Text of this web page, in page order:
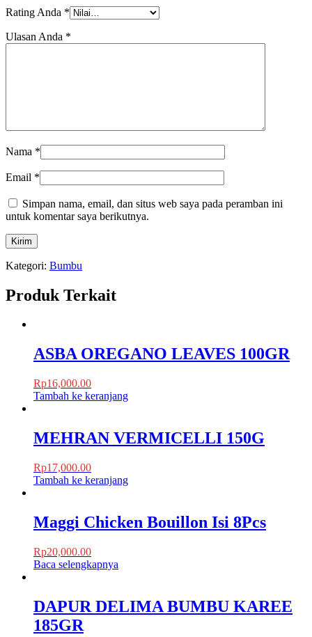
Rating Anda *
Ulasan Anda *
Nama *
Email *
Simpan nama, email, dan situs web saya pada peramban ini
untuk komentar saya berikutnya.
Kategori: Bumbu
Produk Terkait
ASBA OREGANO LEAVES 100GR
Rp16,000.00
Tambah ke keranjang
MEHRAN VERMICELLI 150G
Rp17,000.00
Tambah ke keranjang
Maggi Chicken Bouillon Isi 8Pcs
Rp20,000.00
Baca selengkapnya
DAPUR DELIMA BUMBU KAREE
185GR